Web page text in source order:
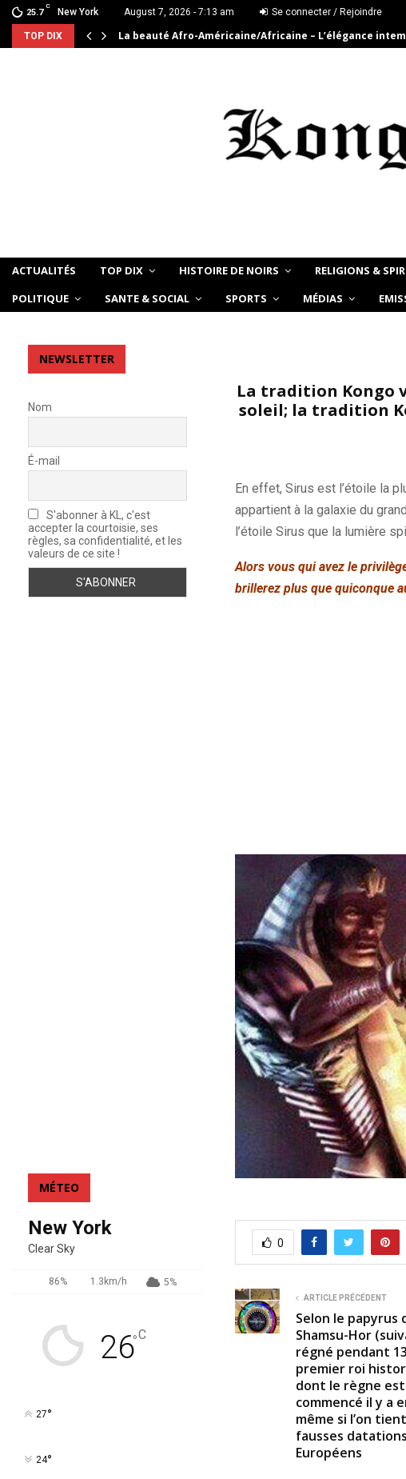
25.7
C
New York August 7, 2026 - 7:13 am Se connecter / Rejoindre
TOP DIX La beauté Afro-Américaine/Africaine – L’élégance
ACTUALITÉS TOP DIX HISTOIRE DE NOIRS RELIGIONS &
POLITIQUE
SANTE & SOCIAL SPORTS MÉDIAS
La tradition Kongo
soleil; la tradition
En effet, Sirus est l’étoile la
appartient à la galaxie du
l’étoile Sirus que la lumière
Alors vous qui avez le
brillerez plus que quiconque
0
ARTICLE PRÉCÉDENT
Selon le papyrus
Shamsu-Hor
régné pendant
premier roi
dont le règne
commencé il y a
même si l’on
fausses
Européens
NEWSLETTER
Nom
É-mail
S'abonner à KL, c'est
accepter la courtoisie, ses
règles, sa confidentialité, et les
valeurs de ce site !
MÉTEO
New York
Clear Sky
86% 1.3km/h 5%
26°C
27°
24°